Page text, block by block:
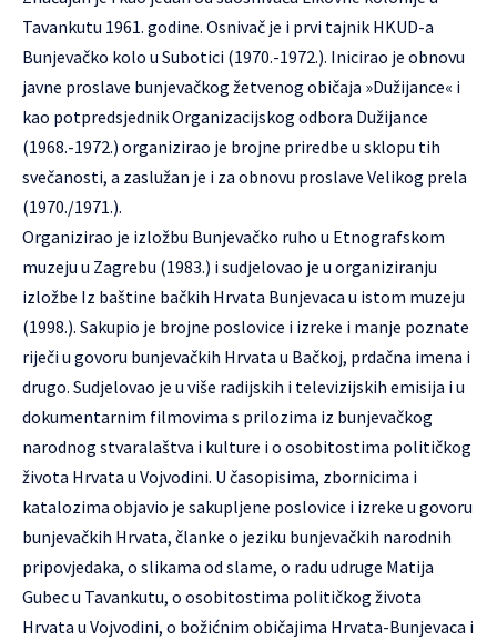
Tavankutu 1961. godine. Osnivač je i prvi tajnik HKUD-a
Bunjevačko kolo u Subotici (1970.-1972.). Inicirao je obnovu
javne proslave bunjevačkog žetvenog običaja »Dužijance« i
kao potpredsjednik Organizacijskog odbora Dužijance
(1968.-1972.) organizirao je brojne priredbe u sklopu tih
svečanosti, a zaslužan je i za obnovu proslave Velikog prela
(1970./1971.).
Organizirao je izložbu Bunjevačko ruho u Etnografskom
muzeju u Zagrebu (1983.) i sudjelovao je u organiziranju
izložbe Iz baštine bačkih Hrvata Bunjevaca u istom muzeju
(1998.). Sakupio je brojne poslovice i izreke i manje poznate
riječi u govoru bunjevačkih Hrvata u Bačkoj, prdačna imena i
drugo. Sudjelovao je u više radijskih i televizijskih emisija i u
dokumentarnim filmovima s prilozima iz bunjevačkog
narodnog stvaralaštva i kulture i o osobitostima političkog
života Hrvata u Vojvodini. U časopisima, zbornicima i
katalozima objavio je sakupljene poslovice i izreke u govoru
bunjevačkih Hrvata, članke o jeziku bunjevačkih narodnih
pripovjedaka, o slikama od slame, o radu udruge Matija
Gubec u Tavankutu, o osobitostima političkog života
Hrvata u Vojvodini, o božićnim običajima Hrvata-Bunjevaca i